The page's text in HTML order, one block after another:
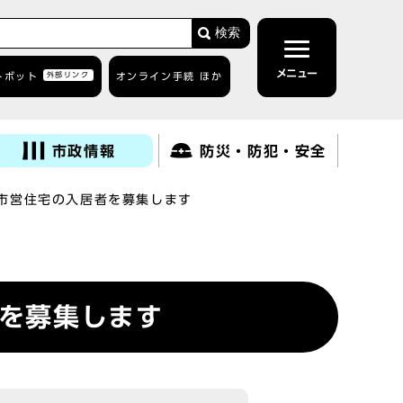
検索
ボット 外部リンク オンライン手続 ほか メニュー
市政情報 防災・防犯・安全
住宅の入居者を募集します
募集します